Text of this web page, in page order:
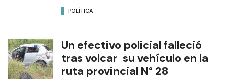
POLÍTICA
Un efectivo policial falleció
tras volcar su vehículo en la
ruta provincial N° 28